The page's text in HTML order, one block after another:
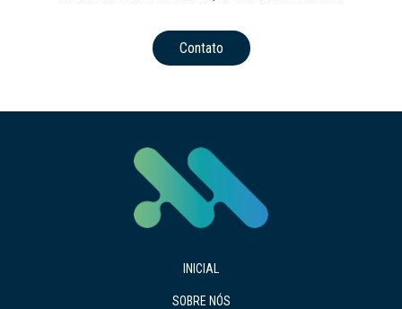
Contato
INICIAL
SOBRE NÓS